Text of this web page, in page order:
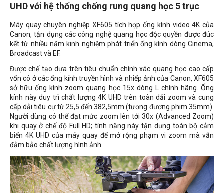
UHD với hệ thống chống rung quang học 5 trục
Máy quay chuyên nghiệp XF605 tích hợp ống kính video 4K của
Canon, tận dụng các công nghệ quang học độc quyền được đúc
kết từ nhiều năm kinh nghiệm phát triển ống kính dòng Cinema,
Broadcast và EF.
Được chế tạo dựa trên tiêu chuẩn chính xác quang học cao cấp
vốn có ở các ống kính truyền hình và nhiếp ảnh của Canon, XF605
sở hữu ống kính zoom quang học 15x dòng L chính hãng. Ống
kính này duy trì chất lượng 4K UHD trên toàn dải zoom và cung
cấp dải tiêu cự từ 25,5 đến 382,5mm (tương đương phim 35mm).
Người dùng có thể đạt mức zoom lên tới 30x (Advanced Zoom)
khi quay ở chế độ Full HD; tính năng này tận dụng toàn bộ cảm
biến 4K UHD của máy quay để mở rộng phạm vi zoom mà vẫn
đảm bảo chất lượng hình ảnh.